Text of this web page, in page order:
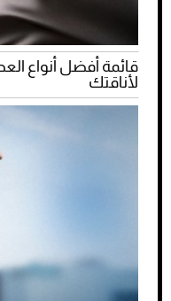
قائمة أفضل أنواع
لأناقتك